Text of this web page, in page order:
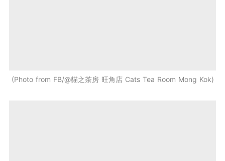
Photo from FB/@貓之茶房 旺角店 Cats Tea Room Mong Kok